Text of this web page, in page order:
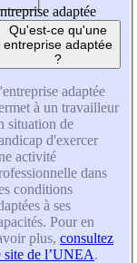
adaptée
Qu'est-ce qu'une
entreprise adaptée
?
adaptée
à un travailleur
situation de
d'exercer
activité
dans
conditions
à ses
Pour en
plus, consultez
site de l’UNEA.